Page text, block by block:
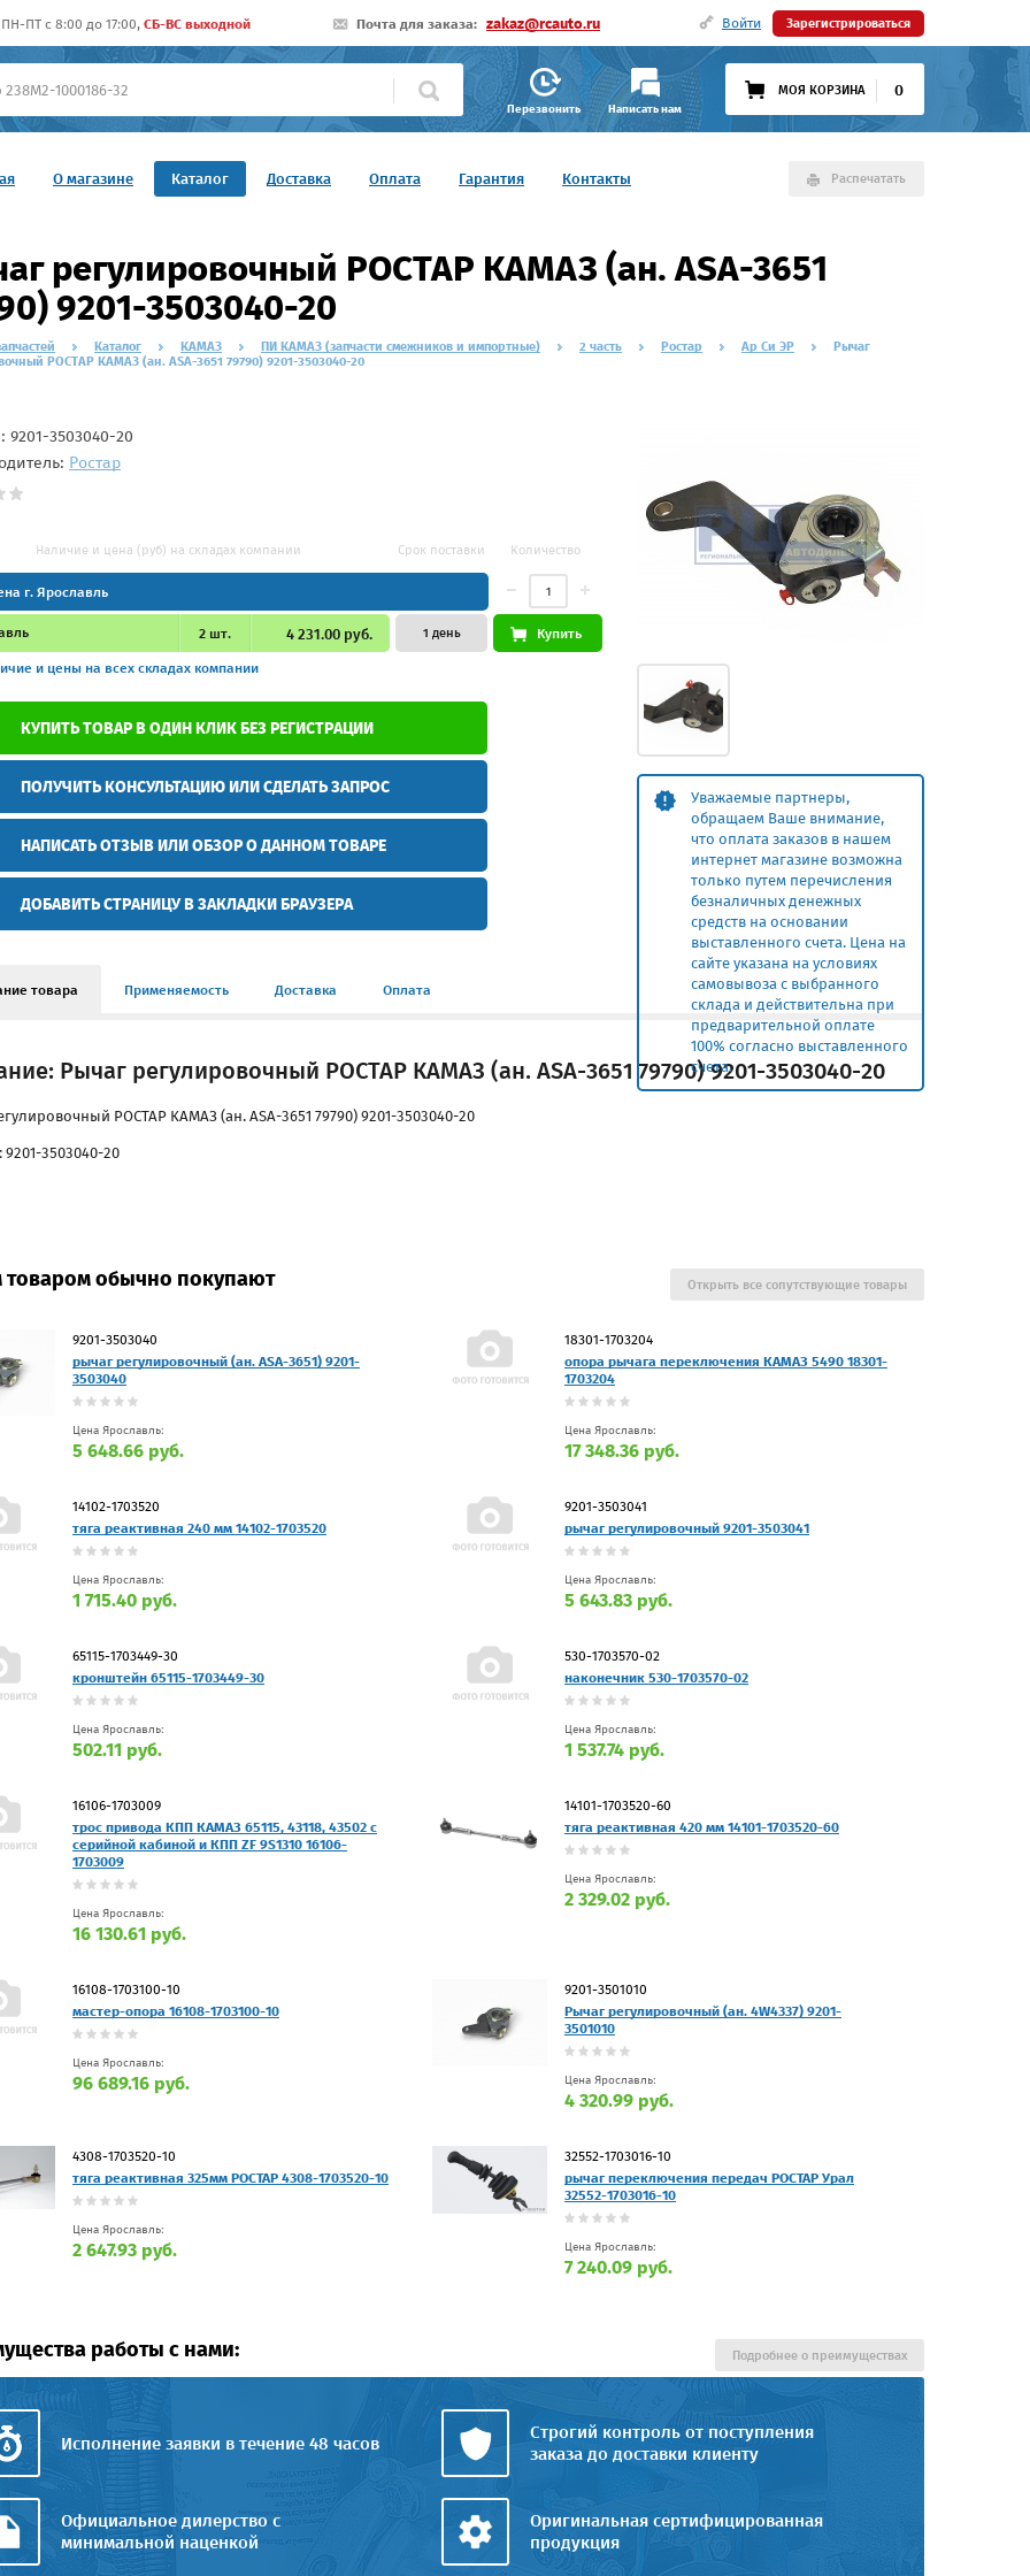
ПТ c 8:00 до 17:00, СБ-ВС выходной Почта для заказа: zakaz@rcauto.ru Войти Зарегистрироваться
Перезвонить Написать нам
МОЯ КОРЗИНА 0
О магазине Каталог Доставка Оплата Гарантия Контакты Распечатать
регулировочный РОСТАР КАМАЗ (ан. ASA-3651
9201-3503040-20
Каталог КАМАЗ ПИ КАМАЗ (запчасти смежников и импортные) 2 часть Ростар Ар Си ЭР
Рычаг
РОСТАР КАМАЗ (ан. ASA-3651 79790) 9201-3503040-20
Уважаемые партнеры,
обращаем Ваше внимание,
что оплата заказов в нашем
интернет магазине возможна
только путем перечисления
безналичных денежных
средств на основании
выставленного счета. Цена на
сайте указана на условиях
самовывоза с выбранного
склада и действительна при
предварительной оплате
100% согласно выставленного
счета.
9201-3503040-20
Ростар
Наличие и цена (руб) на складах компании Срок поставки Количество
г. Ярославль
2 шт. 4 231.00 руб.
и цены на всех складах компании
1 день Купить
КУПИТЬ ТОВАР В ОДИН КЛИК БЕЗ РЕГИСТРАЦИИ
ПОЛУЧИТЬ КОНСУЛЬТАЦИЮ ИЛИ СДЕЛАТЬ ЗАПРОС
НАПИСАТЬ ОТЗЫВ ИЛИ ОБЗОР О ДАННОМ ТОВАРЕ
ДОБАВИТЬ СТРАНИЦУ В ЗАКЛАДКИ БРАУЗЕРА
товара Применяемость Доставка Оплата
Рычаг регулировочный РОСТАР КАМАЗ (ан. ASA-3651 79790) 9201-3503040-20
РОСТАР КАМАЗ (ан. ASA-3651 79790) 9201-3503040-20
9201-3503040-20
товаром обычно покупают
9201-3503040
рычаг регулировочный (ан. ASA-3651) 9201-
3503040
Цена Ярославль:
5 648.66 руб.
18301-1703204
опора рычага переключения КАМАЗ 5490 18301-
1703204
Цена Ярославль:
17 348.36 руб.
14102-1703520
тяга реактивная 240 мм 14102-1703520
Цена Ярославль:
1 715.40 руб.
9201-3503041
рычаг регулировочный 9201-3503041
Цена Ярославль:
5 643.83 руб.
65115-1703449-30
кронштейн 65115-1703449-30
Цена Ярославль:
502.11 руб.
530-1703570-02
наконечник 530-1703570-02
Цена Ярославль:
1 537.74 руб.
16106-1703009
трос привода КПП КАМАЗ 65115, 43118, 43502 с
серийной кабиной и КПП ZF 9S1310 16106-
1703009
Цена Ярославль:
16 130.61 руб.
14101-1703520-60
тяга реактивная 420 мм 14101-1703520-60
Цена Ярославль:
2 329.02 руб.
16108-1703100-10
мастер-опора 16108-1703100-10
Цена Ярославль:
96 689.16 руб.
9201-3501010
Рычаг регулировочный (ан. 4W4337) 9201-
3501010
Цена Ярославль:
4 320.99 руб.
4308-1703520-10
тяга реактивная 325мм РОСТАР 4308-1703520-10
Цена Ярославль:
2 647.93 руб.
32552-1703016-10
рычаг переключения передач РОСТАР Урал
32552-1703016-10
Цена Ярославль:
7 240.09 руб.
Открыть все сопутствующие товары
работы с нами:
Исполнение заявки в течение 48 часов
Строгий контроль от поступления
заказа до доставки клиенту
Официальное дилерство с
минимальной наценкой
Оригинальная сертифицированная
продукция
Подробнее о преимуществах